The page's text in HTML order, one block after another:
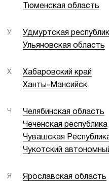
Тюменская область
У
Удмуртская
Ульяновская область
Х
Хабаровский край
Ханты-Мансийск
Ч
Челябинская область
Чеченская республика
Чувашская
Чукотский
Я Ярославская область